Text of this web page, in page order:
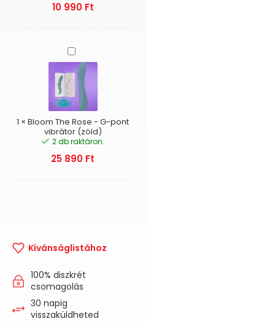
10 990 Ft
Bloom
The
Rose
-
G-
pont
vibrátor
(zöld)
1 ×Bloom The Rose - G-pont
vibrátor (zöld)
2 db raktáron.
25 890 Ft
Kívánságlistához
100% diszkrét
csomagolás
30 napig
visszaküldheted